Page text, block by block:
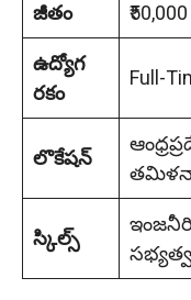
జీతం
ఉద్యోగ
రకం
Full-
లొకేషన్
స్కిల్స్